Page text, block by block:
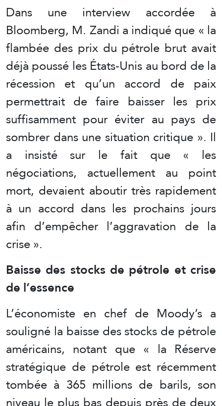
Dans une interview accordée à
Bloomberg, M. Zandi a indiqué que « la
flambée des prix du pétrole brut avait
déjà poussé les États-Unis au bord de la
récession et qu’un accord de paix
permettrait de faire baisser les prix
suffisamment pour éviter au pays de
sombrer dans une situation critique ». Il
a insisté sur le fait que « les
négociations, actuellement au point
mort, devaient aboutir très rapidement
à un accord dans les prochains jours
afin d’empêcher l’aggravation de la
crise ».
Baisse des stocks de pétrole et crise
de l’essence
L’économiste en chef de Moody’s a
souligné la baisse des stocks de pétrole
américains, notant que « la Réserve
stratégique de pétrole est récemment
tombée à 365 millions de barils, son